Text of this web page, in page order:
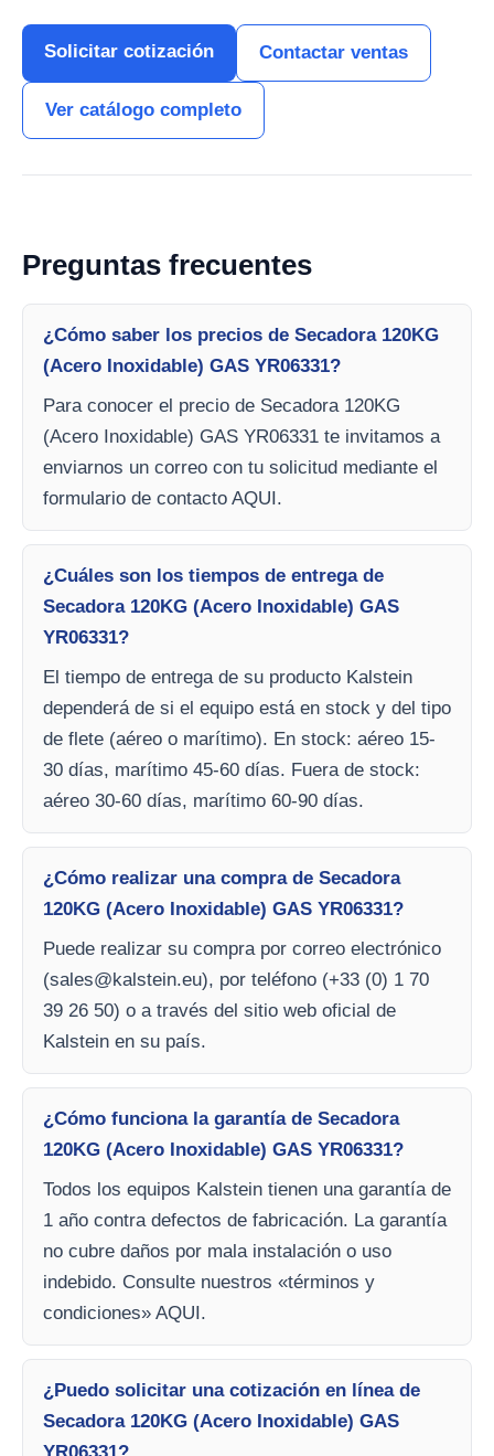
Solicitar cotización Contactar ventas
Ver catálogo completo
Preguntas frecuentes
¿Cómo saber los precios de Secadora 120KG
(Acero Inoxidable) GAS YR06331?
Para conocer el precio de Secadora 120KG
(Acero Inoxidable) GAS YR06331 te invitamos a
enviarnos un correo con tu solicitud mediante el
formulario de contacto AQUI.
¿Cuáles son los tiempos de entrega de
Secadora 120KG (Acero Inoxidable) GAS
YR06331?
El tiempo de entrega de su producto Kalstein
dependerá de si el equipo está en stock y del tipo
de flete (aéreo o marítimo). En stock: aéreo 15-
30 días, marítimo 45-60 días. Fuera de stock:
aéreo 30-60 días, marítimo 60-90 días.
¿Cómo realizar una compra de Secadora
120KG (Acero Inoxidable) GAS YR06331?
Puede realizar su compra por correo electrónico
(sales@kalstein.eu), por teléfono (+33 (0) 1 70
39 26 50) o a través del sitio web oficial de
Kalstein en su país.
¿Cómo funciona la garantía de Secadora
120KG (Acero Inoxidable) GAS YR06331?
Todos los equipos Kalstein tienen una garantía de
1 año contra defectos de fabricación. La garantía
no cubre daños por mala instalación o uso
indebido. Consulte nuestros «términos y
condiciones» AQUI.
¿Puedo solicitar una cotización en línea de
Secadora 120KG (Acero Inoxidable) GAS